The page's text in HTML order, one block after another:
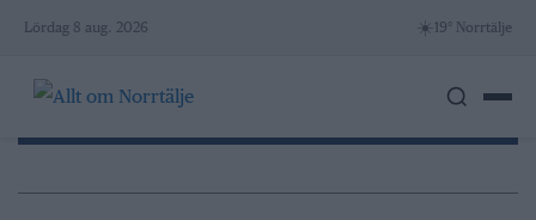
Skip
content
Lördag 8 aug. 2026 ☀️ 19° Norrtälje